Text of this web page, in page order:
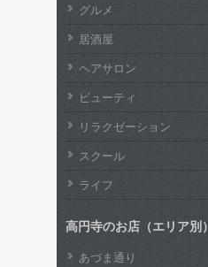
グルメ
居酒屋
ヘアサロン
ビューティ
リラクゼーション
スクール
ライフ
高円寺のお店（エリア別）
あづま通り